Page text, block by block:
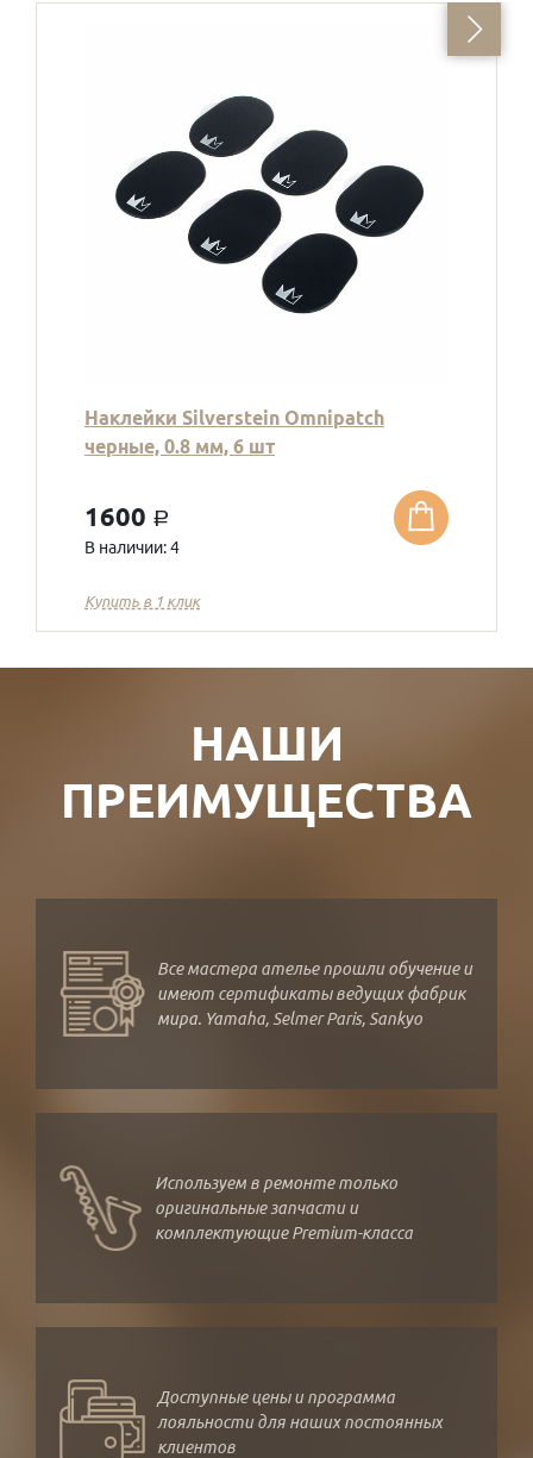
Наклейки Silverstein Omnipatch
черные, 0.8 мм, 6 шт
1600 a
В наличии: 4
Купить в 1 клик
НАШИ
ПРЕИМУЩЕСТВА
Все мастера ателье прошли обучение и
имеют сертификаты ведущих фабрик
мира. Yamaha, Selmer Paris, Sankyo
Используем в ремонте только
оригинальные запчасти и
комплектующие Premium-класса
Доступные цены и программа
лояльности для наших постоянных
клиентов